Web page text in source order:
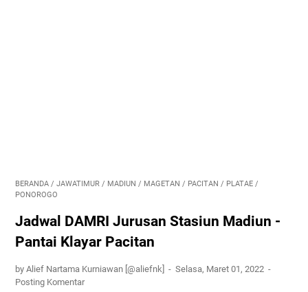
BERANDA / JAWATIMUR / MADIUN / MAGETAN / PACITAN / PLATAE /
PONOROGO
Jadwal DAMRI Jurusan Stasiun Madiun -
Pantai Klayar Pacitan
by Alief Nartama Kurniawan [@aliefnk]
Selasa, Maret 01, 2022
Posting Komentar